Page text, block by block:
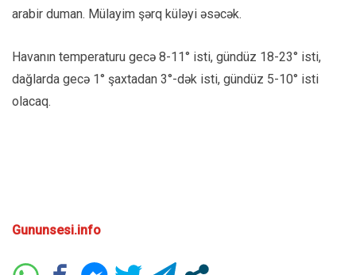
arabir duman. Mülayim şərq küləyi əsəcək.
Havanın temperaturu gecə 8-11° isti, gündüz 18-23° isti,
dağlarda gecə 1° şaxtadan 3°-dək isti, gündüz 5-10° isti
olacaq.
Gununsesi.info